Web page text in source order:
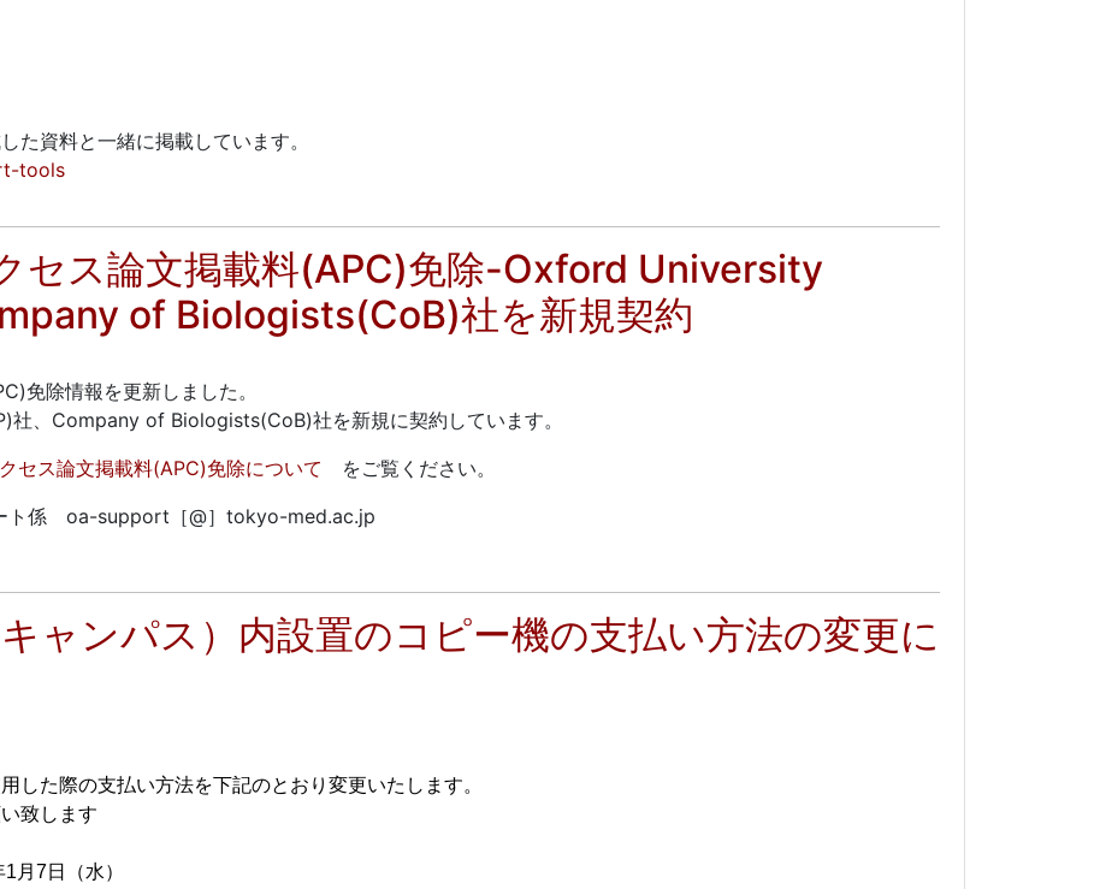
た資料と一緒に掲載しています。
tools
セス論文掲載料(APC)免除-Oxford University
of Biologists(CoB)社を新規契約
免除情報を更新しました。
、Company of Biologists(CoB)社を新規に契約しています。
ス論文掲載料(APC)免除について
をご覧ください。
係 oa-support［@］tokyo-med.ac.jp
ャンパス）内設置のコピー機の支払い方法の変更に
した際の支払い方法を下記のとおり変更いたします。
致します
（水）